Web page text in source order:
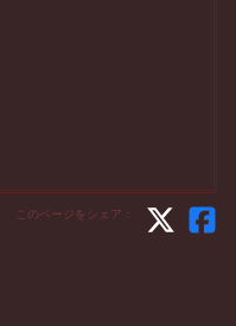
このページをシェア：